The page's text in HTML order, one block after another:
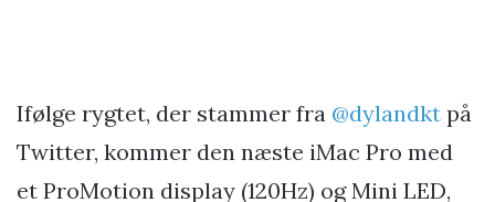
Ifølge rygtet, der stammer fra @dylandkt på
Twitter, kommer den næste iMac Pro med
et ProMotion display (120Hz) og Mini LED,